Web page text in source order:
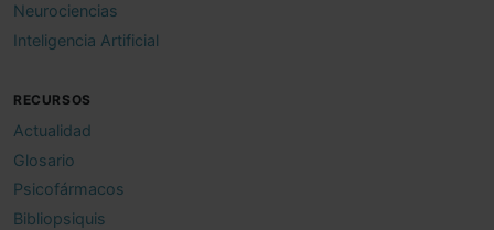
Neurociencias
Inteligencia Artificial
RECURSOS
Actualidad
Glosario
Psicofármacos
Bibliopsiquis